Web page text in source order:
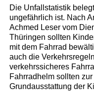
Die Unfallstatistik
ungefährlich ist. Nach
Achmed Leser vom
Thüringen sollten
mit dem Fahrrad
auch die
verkehrssicheres
Fahrradhelm sollten
Grundausstattung der